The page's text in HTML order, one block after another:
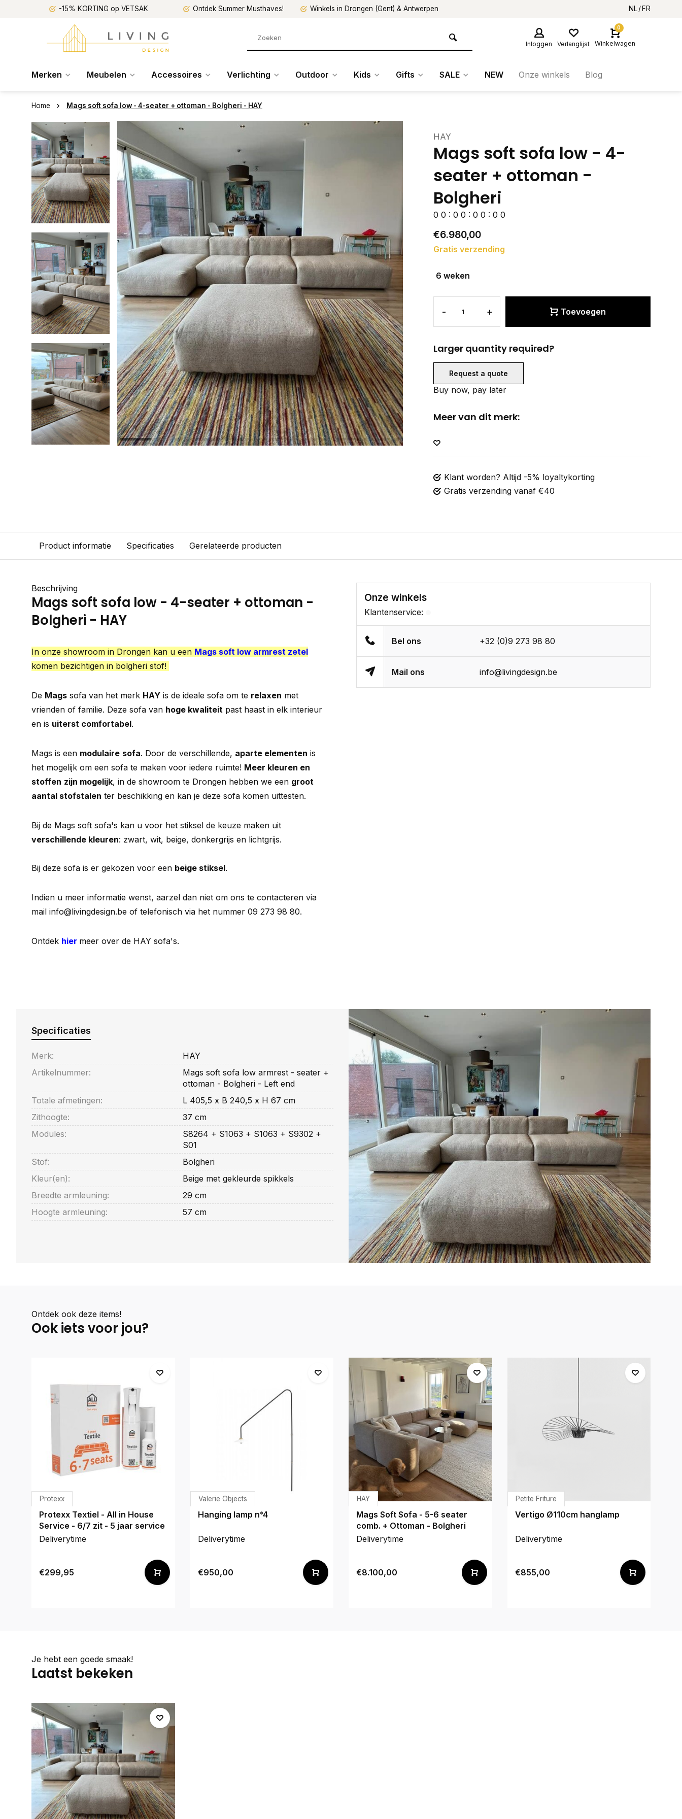
-15% KORTING op VETSAK Ontdek Summer Musthaves! Winkels in Drongen (Gent) & Antwerpen NL FR
Inloggen Verlanglijst
0
Winkelwagen
Merken Meubelen Accessoires Verlichting Outdoor Kids Gifts SALE NEW Onze winkels Blog
Home Mags soft sofa low - 4-seater + ottoman - Bolgheri - HAY
HAY
Mags soft sofa low - 4-
seater + ottoman -
Bolgheri
0 0 : 0 0 : 0 0 : 0 0
€6.980,00
Gratis verzending
6 weken
- + Toevoegen
Larger quantity required?
Request a quote
Buy now, pay later
Meer van dit merk:
Klant worden? Altijd -5% loyaltykorting
Gratis verzending vanaf €40
Product informatie Specificaties Gerelateerde producten
Beschrijving
Mags soft sofa low - 4-seater + ottoman -
Bolgheri - HAY
In onze showroom in Drongen kan u een Mags soft low armrest zetel
komen bezichtigen in bolgheri stof!
De Mags sofa van het merk HAY is de ideale sofa om te relaxen met
vrienden of familie. Deze sofa van hoge kwaliteit past haast in elk interieur
en is uiterst comfortabel.
Mags is een modulaire sofa. Door de verschillende, aparte elementen is
het mogelijk om een sofa te maken voor iedere ruimte! Meer kleuren en
stoffen zijn mogelijk, in de showroom te Drongen hebben we een groot
aantal stofstalen ter beschikking en kan je deze sofa komen uittesten.
Bij de Mags soft sofa's kan u voor het stiksel de keuze maken uit
verschillende kleuren: zwart, wit, beige, donkergrijs en lichtgrijs.
Bij deze sofa is er gekozen voor een beige stiksel.
Indien u meer informatie wenst, aarzel dan niet om ons te contacteren via
mail info@livingdesign.be of telefonisch via het nummer 09 273 98 80.
Ontdek hier meer over de HAY sofa's.
Onze winkels
Klantenservice:
Bel ons +32 (0)9 273 98 80
Mail ons info@livingdesign.be
Specificaties
Merk:
HAY
Artikelnummer:
Mags soft sofa low armrest - seater +
ottoman - Bolgheri - Left end
Totale afmetingen:
L 405,5 x B 240,5 x H 67 cm
Zithoogte:
37 cm
Modules:
S8264 + S1063 + S1063 + S9302 +
S01
Stof:
Bolgheri
Kleur(en):
Beige met gekleurde spikkels
Breedte armleuning:
29 cm
Hoogte armleuning:
57 cm
Ontdek ook deze items!
Ook iets voor jou?
Protexx
Protexx Textiel - All in House
Service - 6/7 zit - 5 jaar service
Deliverytime
€299,95
Valerie Objects
Hanging lamp n°4
Deliverytime
€950,00
HAY
Mags Soft Sofa - 5-6 seater
comb. + Ottoman - Bolgheri
Deliverytime
€8.100,00
Petite Friture
Vertigo Ø110cm hanglamp
Deliverytime
€855,00
Je hebt een goede smaak!
Laatst bekeken